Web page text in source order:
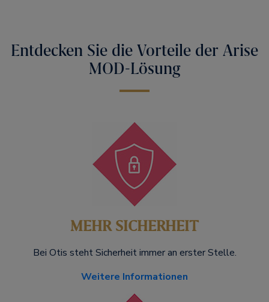
Entdecken Sie die Vorteile der Arise
MOD-Lösung
MEHR SICHERHEIT
Bei Otis steht Sicherheit immer an erster Stelle.
Weitere Informationen